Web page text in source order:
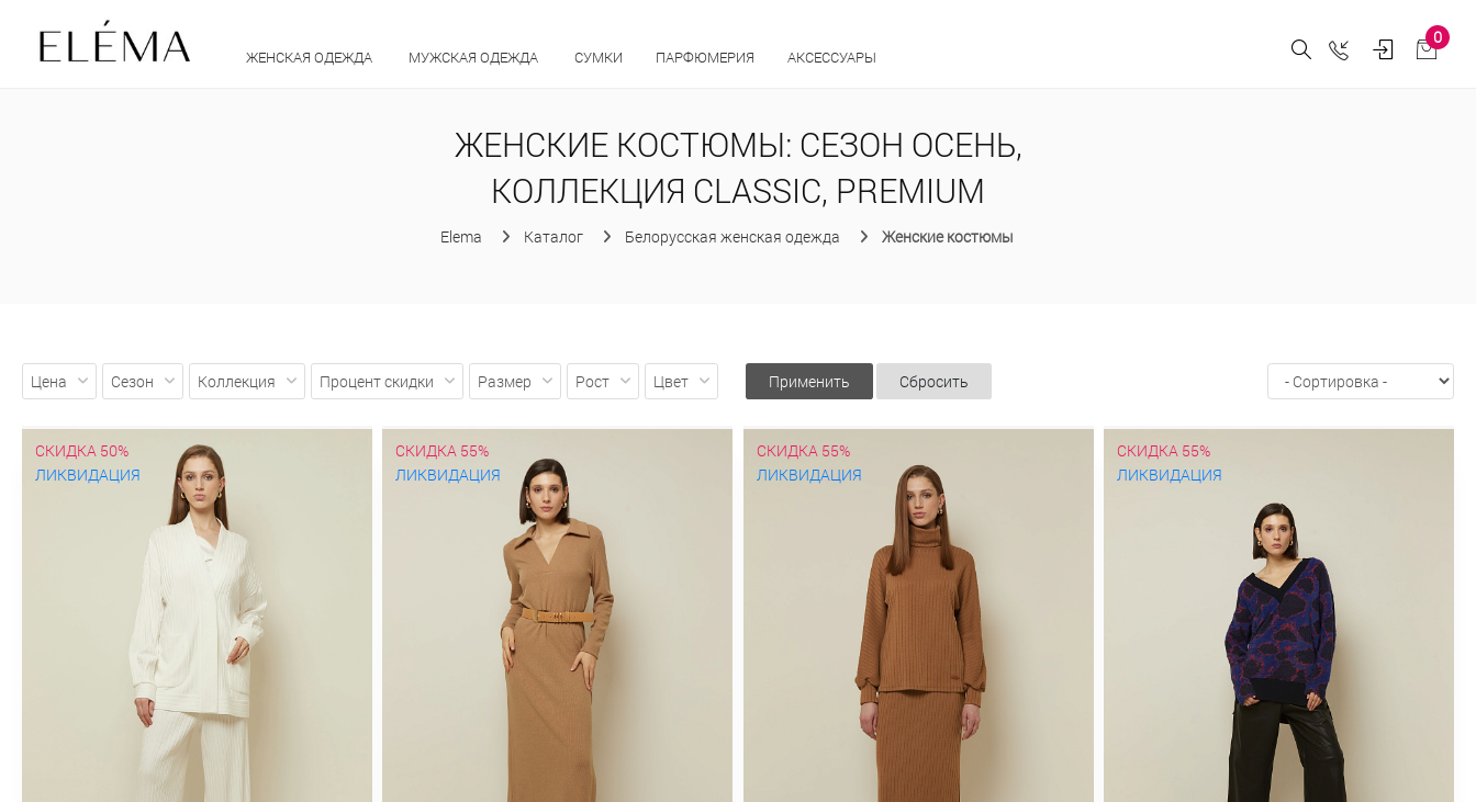
ЖЕНСКАЯ ОДЕЖДА МУЖСКАЯ ОДЕЖДА СУМКИ ПАРФЮМЕРИЯ АКСЕССУАРЫ
0
ЖЕНСКИЕ КОСТЮМЫ: СЕЗОН ОСЕНЬ,
КОЛЛЕКЦИЯ CLASSIC, PREMIUM
Elema Каталог Белорусская женская одежда Женские костюмы
Цена Сезон Коллекция Процент скидки Размер Рост Цвет Применить Сбросить
СКИДКА 50%
ЛИКВИДАЦИЯ
СКИДКА 55%
ЛИКВИДАЦИЯ
СКИДКА 55%
ЛИКВИДАЦИЯ
СКИДКА 55%
ЛИКВИДАЦИЯ